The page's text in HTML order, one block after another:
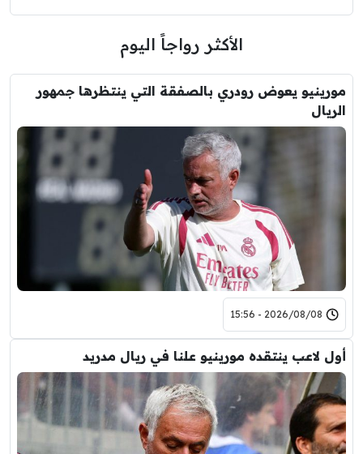
الأكثر رواجاً اليوم
مورينيو يعوض رودري بالصفقة التي ينتظرها جمهور
الريال
2026/08/08 - 15:56
أول لاعب ينتقده مورينيو علنا في ريال مدريد